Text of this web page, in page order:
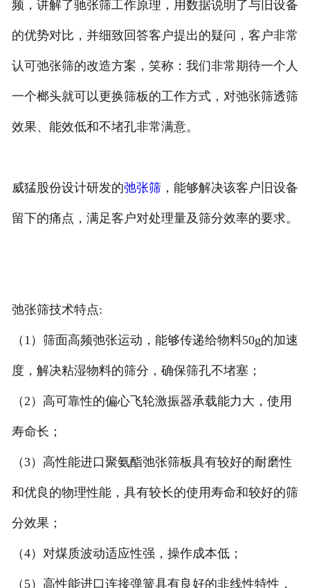
频，讲解了驰张筛工作原理，用数据说明了与旧设备
的优势对比，并细致回答客户提出的疑问，客户非常
认可弛张筛的改造方案，笑称：我们非常期待一个人
一个榔头就可以更换筛板的工作方式，对弛张筛透筛
效果、能效低和不堵孔非常满意。
威猛股份设计研发的弛张筛，能够解决该客户旧设备
留下的痛点，满足客户对处理量及筛分效率的要求。
弛张筛技术特点:
（1）筛面高频弛张运动，能够传递给物料50g的加速
度，解决粘湿物料的筛分，确保筛孔不堵塞；
（2）高可靠性的偏心飞轮激振器承载能力大，使用
寿命长；
（3）高性能进口聚氨酯弛张筛板具有较好的耐磨性
和优良的物理性能，具有较长的使用寿命和较好的筛
分效果；
（4）对煤质波动适应性强，操作成本低；
（5）高性能进口连接弹簧具有良好的非线性特性，